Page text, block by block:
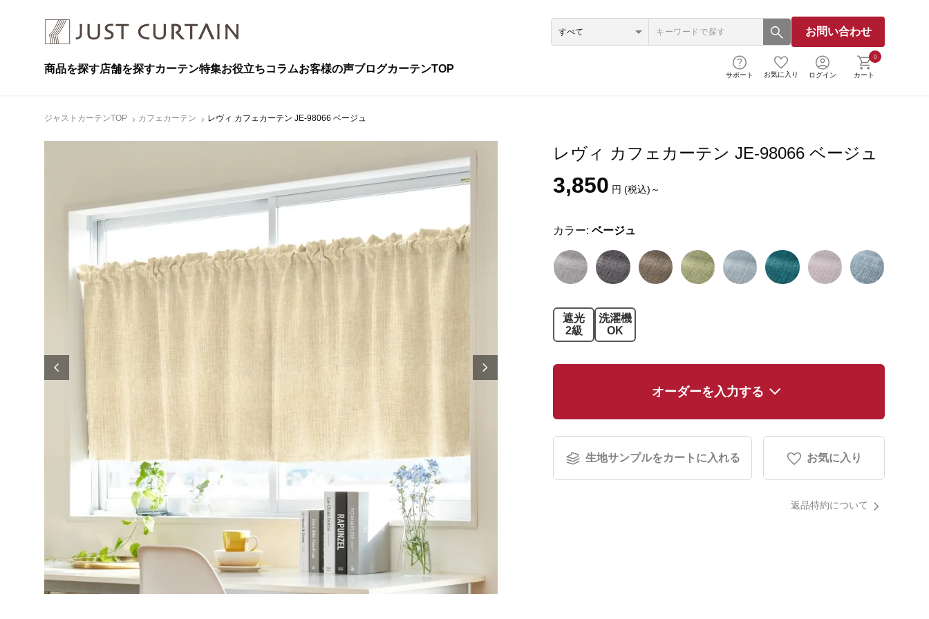
お問い合わせ
商品を探す店舗を探すカーテン特集お役立ちコラムお客様の声ブログカーテンTOP
サポート お気に入り ログイン
0
カート
ジャストカーテンTOP カフェカーテン レヴィ カフェカーテン JE-98066 ベージュ
レヴィ カフェカーテン JE-98066 ベージュ
3,850 円 (税込)～
カラー: ベージュ
遮光
2級
洗濯機
OK
オーダーを入力する
生地サンプルをカートに入れる お気に入り
返品特約について